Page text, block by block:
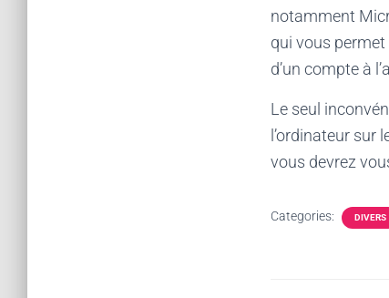
notamment
qui vous permet
d’un compte à
Le seul
l’ordinateur sur
vous devrez
Categories: DIVERS